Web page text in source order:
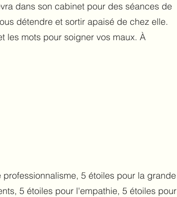
dans son cabinet pour des séances de
détendre et sortir apaisé de chez elle.
les mots pour soigner vos maux. À
5 étoiles pour la grande
5 étoiles pour l'empathie, 5 étoiles pour